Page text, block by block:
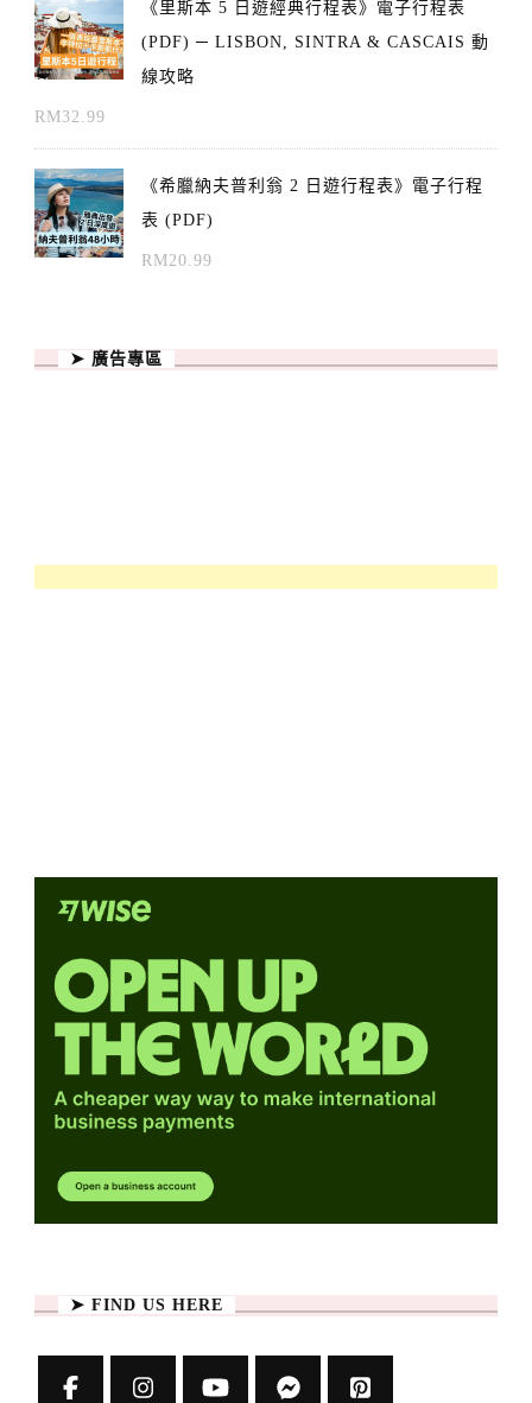
《里斯本 5 日遊經典行程表》電子行程表
(PDF) ─ LISBON, SINTRA & CASCAIS 動
線攻略
RM32.99
《希臘納夫普利翁 2 日遊行程表》電子行程
表 (PDF)
RM20.99
➤ 廣告專區
➤ FIND US HERE